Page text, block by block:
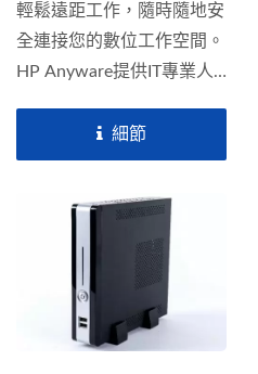
輕鬆遠距工作，隨時隨地安
全連接您的數位工作空間。
HP Anyware提供IT專業人
問的解決方案，倚仗
Teradici和HP...
細節